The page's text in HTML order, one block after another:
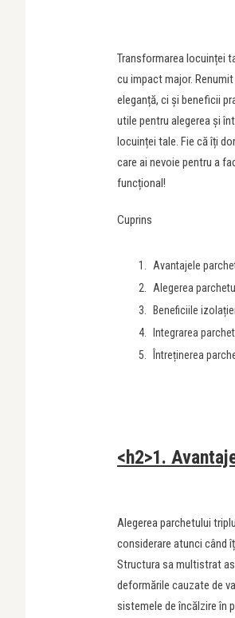
Transformarea locuinței
cu impact major.
eleganță, ci și beneficii
utile pentru alegerea și
locuinței tale. Fie că îți
care ai nevoie pentru a
funcțional!
Cuprins
Avantajele
Alegerea
Beneficiile
Integrarea
Întreținerea
<h2>1.
Alegerea parchetului
considerare atunci când
Structura sa multistrat
deformările cauzate de
sistemele de încălzire în